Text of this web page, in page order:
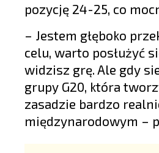
pozycję 24-25, co
– Jestem głęboko
celu, warto posłużyć
widzisz grę. Ale gdy
grupy G20, która
zasadzie bardzo
międzynarodowym –